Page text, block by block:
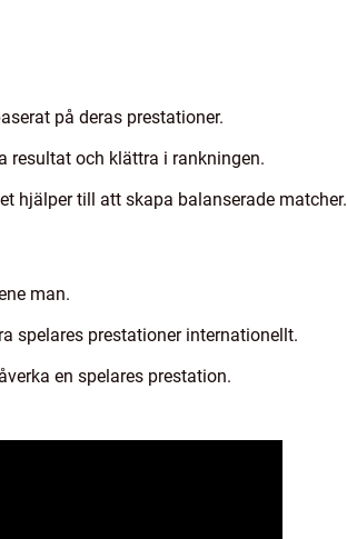
på deras prestationer.
resultat och klättra i rankningen.
hjälper till att skapa balanserade matcher.
man.
spelares prestationer internationellt.
en spelares prestation.